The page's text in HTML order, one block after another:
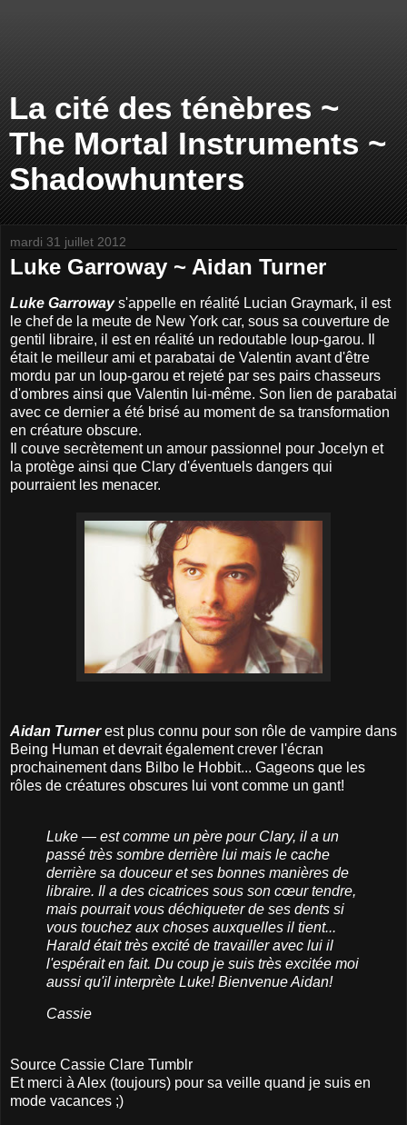
La cité des ténèbres ~
The Mortal Instruments ~
Shadowhunters
mardi 31 juillet 2012
Luke Garroway ~ Aidan Turner
Luke Garroways'appelle en réalité Lucian Graymark, il est
le chef de la meute de New York car, sous sa couverture de
gentil libraire, il est en réalité un redoutable loup-garou. Il
était le meilleur ami et parabatai de Valentin avant d'être
mordu par un loup-garou et rejeté par ses pairs chasseurs
d'ombres ainsi que Valentin lui-même. Son lien de parabatai
avec ce dernier a été brisé au moment de sa transformation
en créature obscure.
Il couve secrètement un amour passionnel pour Jocelyn et
la protège ainsi que Clary d'éventuels dangers qui
pourraient les menacer.
Aidan Turnerest plus connu pour son rôle de vampire dans
Being Human et devrait également crever l'écran
prochainement dans Bilbo le Hobbit... Gageons que les
rôles de créatures obscures lui vont comme un gant!
Luke — est comme un père pour Clary, il a un
passé très sombre derrière lui mais le cache
derrière sa douceur et ses bonnes manières de
libraire. Il a des cicatrices sous son cœur tendre,
mais pourrait vous déchiqueter de ses dents si
vous touchez aux choses auxquelles il tient...
Harald était très excité de travailler avec lui il
l'espérait en fait. Du coup je suis très excitée moi
aussi qu'il interprète Luke! Bienvenue Aidan!
Cassie
Source Cassie Clare Tumblr
Et merci à Alex (toujours) pour sa veille quand je suis en
mode vacances ;)